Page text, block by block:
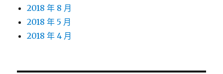
2018 年 8 月
2018 年 5 月
2018 年 4 月